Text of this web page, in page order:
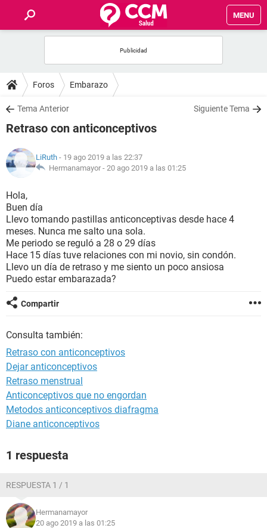
MENU
FOROS
SALUD
NUTRICIÓN
BIENESTAR
SEXUALIDAD
GLOSARIO
Foros Embarazo
Tema Anterior Siguiente Tema
Retraso con anticonceptivos
LiRuth - 19 ago 2019 a las 22:37
Hermanamayor - 20 ago 2019 a las 01:25
Hola,
Buen día
Llevo tomando pastillas anticonceptivas desde hace 4
meses. Nunca me salto una sola.
Me periodo se reguló a 28 o 29 días
Hace 15 días tuve relaciones con mi novio, sin condón.
Llevo un día de retraso y me siento un poco ansiosa
Puedo estar embarazada?
Compartir
Consulta también:
Retraso con anticonceptivos
Dejar anticonceptivos
Retraso menstrual
Anticonceptivos que no engordan
Metodos anticonceptivos diafragma
Diane anticonceptivos
1 respuesta
RESPUESTA 1 / 1
Hermanamayor
20 ago 2019 a las 01:25